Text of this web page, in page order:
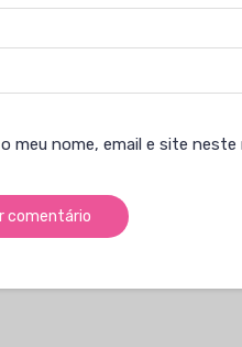
meu nome, email e site